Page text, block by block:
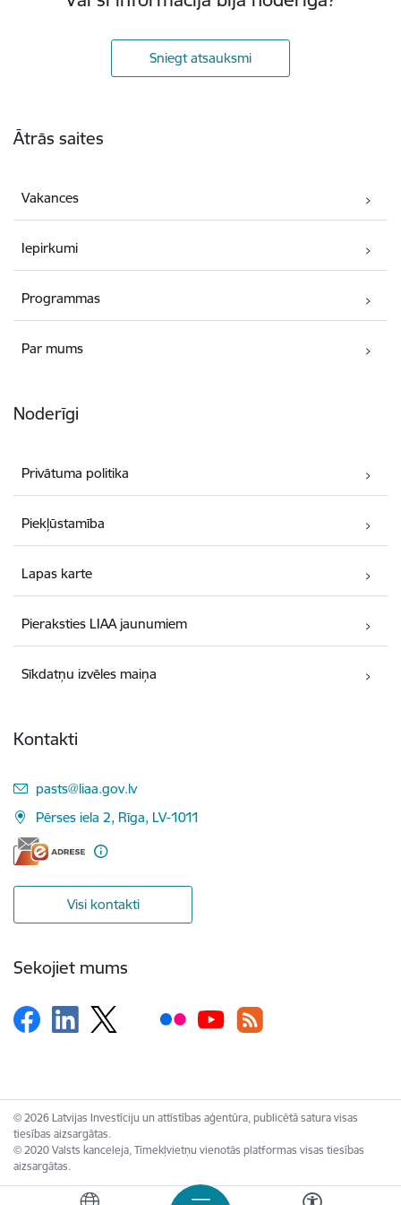
Sniegt atsauksmi
Ātrās saites
Vakances
Iepirkumi
Programmas
Par mums
Noderīgi
Privātuma politika
Piekļūstamība
Lapas karte
Pieraksties LIAA jaunumiem
Sīkdatņu izvēles maiņa
Kontakti
E-pasts:
pasts@liaa.gov.lv
Pērses iela 2, Rīga, LV-1011
Visi kontakti
Sekojiet mums
© 2026 Latvijas Investīciju un attīstības aģentūra, publicētā satura visas
tiesības aizsargātas.
© 2020 Valsts kanceleja, Tīmekļvietņu vienotās platformas visas tiesības
aizsargātas.